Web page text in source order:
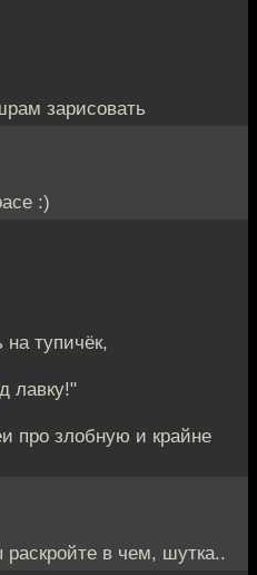
зарисовать
:)
тупичёк,
лавку!"
про злобную и крайне
в чем, шутка..